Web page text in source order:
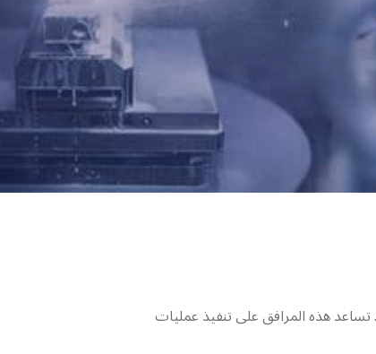
هذه المرافق على تنفيذ عمليات